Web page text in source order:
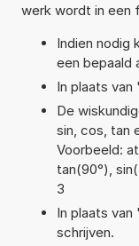
werk wordt in een
Indien nodig
een bepaald
In plaats
De
sin, cos, tan
Voorbeeld:
tan(90°),
3
In plaats
schrijven.